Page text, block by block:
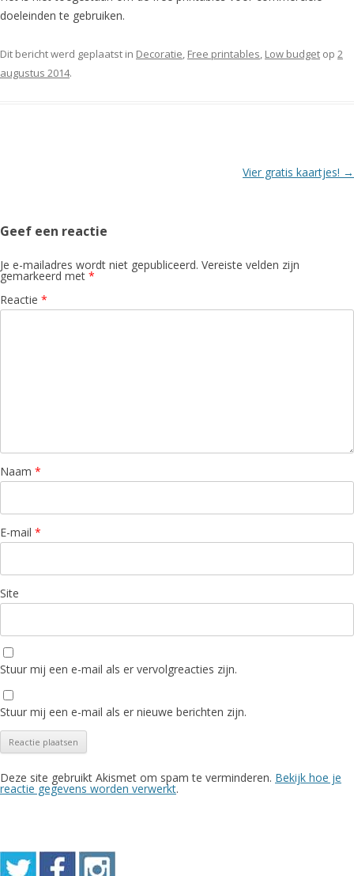
doeleinden te gebruiken.
Dit bericht werd geplaatst in Decoratie, Free printables, Low budget op 2
augustus 2014.
Vier gratis kaartjes! →
Geef een reactie
Je e-mailadres wordt niet gepubliceerd. Vereiste velden zijn
gemarkeerd met *
Reactie *
Naam *
E-mail *
Site
Stuur mij een e-mail als er vervolgreacties zijn.
Stuur mij een e-mail als er nieuwe berichten zijn.
Deze site gebruikt Akismet om spam te verminderen. Bekijk hoe je
reactie gegevens worden verwerkt.